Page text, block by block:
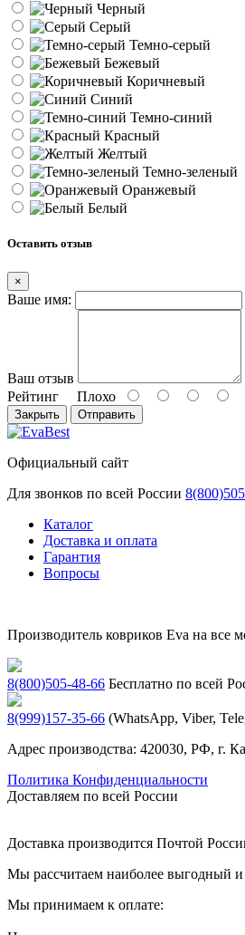
Черный
Серый
Темно-серый
Бежевый
Коричневый
Синий
Темно-синий
Красный
Желтый
Темно-зеленый
Оранжевый
Белый
Оставить отзыв
×
Ваше имя:
Ваш отзыв
Рейтинг Плохо
Закрыть Отправить
Официальный сайт
Для звонков по всей России
Каталог
Доставка и оплата
Гарантия
Вопросы
Производитель ковриков Eva на все
8(800)505-48-66 Бесплатно по всей
8(999)157-35-66 (WhatsApp, Viber,
Адрес производства: 420030, РФ, г.
Политика Конфиденциальности
Доставляем по всей России
Доставка производится Почтой
Мы рассчитаем наиболее выгодный и
Мы принимаем к оплате: